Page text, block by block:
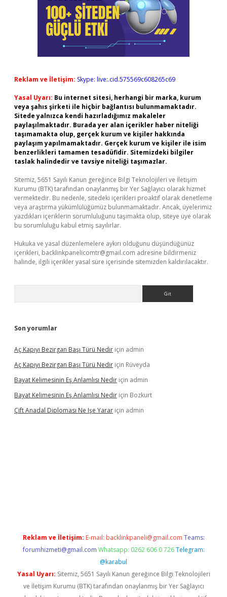
Reklam ve İletişim: Skype: live:.cid.575569c608265c69
Yasal Uyarı: Bu internet sitesi, herhangi bir marka, kurum
veya şahıs şirketi ile hiçbir bağlantısı bulunmamaktadır.
Sitede yalnızca kendi hazırladığımız makaleler
paylaşılmaktadır. Burada yer alan içerikler haber niteliği
taşımamakta olup, gerçek kurum ve kişiler hakkında
paylaşım yapılmamaktadır. Gerçek kurum ve kişiler ile isim
benzerlikleri tamamen tesadüfidir. Sitemizdeki bilgiler
taslak halindedir ve tavsiye niteliği taşımazlar.
Sitemiz, 5651 Sayılı Kanun gereğince Bilgi Teknolojileri ve İletişim
Kurumu (BTK) tarafından onaylanmış bir Yer Sağlayıcı olarak hizmet
vermektedir. Bu nedenle, sitedeki içerikleri proaktif olarak denetleme
veya araştırma yükümlülüğümüz bulunmamaktadır. Ancak, üyelerimiz
yazdıkları içeriklerin sorumluluğunu taşımakta olup, siteye üye olarak
bu sorumluluğu kabul etmiş sayılırlar.
Hukuka ve yasal düzenlemelere aykırı olduğunu düşündüğünüz
içerikleri, backlinkpanelicomtr@gmail.com adresine bildirmeniz
halinde, ilgili içerikler yasal süre içerisinde sitemizden kaldırılacaktır.
Son yorumlar
Aç Kapıyı Bezirgan Başı Türü Nedir için admin
Aç Kapıyı Bezirgan Başı Türü Nedir için Rüveyda
Bayat Kelimesinin Eş Anlamlısı Nedir için admin
Bayat Kelimesinin Eş Anlamlısı Nedir için Bozkurt
Çift Anadal Diploması Ne Işe Yarar için admin
Reklam ve İletişim: E-mail: backlinkpaneli@gmail.com Teams:
forumhizmeti@gmail.com Whatsapp: 0262 606 0 726 Telegram:
@karabul
Yasal Uyarı: Sitemiz, 5651 Sayılı Kanun gereğince Bilgi Teknolojileri
ve İletişim Kurumu (BTK) tarafından onaylanmış bir Yer Sağlayıcı